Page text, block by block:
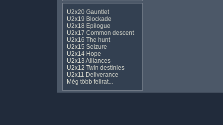
U2x20 Gauntlet
U2x19 Blockade
U2x18 Epilogue
U2x17 Common descent
U2x16 The hunt
U2x15 Seizure
U2x14 Hope
U2x13 Alliances
U2x12 Twin destinies
U2x11 Deliverance
Még több felirat...